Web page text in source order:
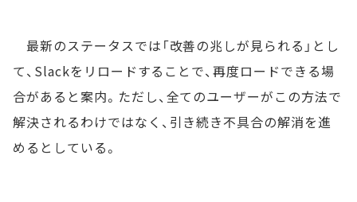
最新のステータスでは「改善の兆しが見られる」とし
て、Slackをリロードすることで、再度ロードできる場
合があると案内。ただし、全てのユーザーがこの方法で
解決されるわけではなく、引き続き不具合の解消を進
めるとしている。